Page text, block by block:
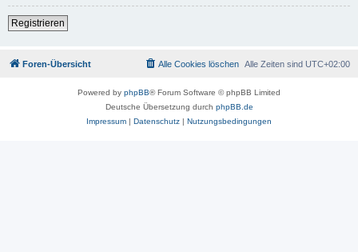
Registrieren
Foren-Übersicht Alle Zeiten sind UTC+02:00
Alle Cookies löschen
Powered by phpBB® Forum Software © phpBB Limited
Deutsche Übersetzung durch phpBB.de
Impressum | Datenschutz | Nutzungsbedingungen